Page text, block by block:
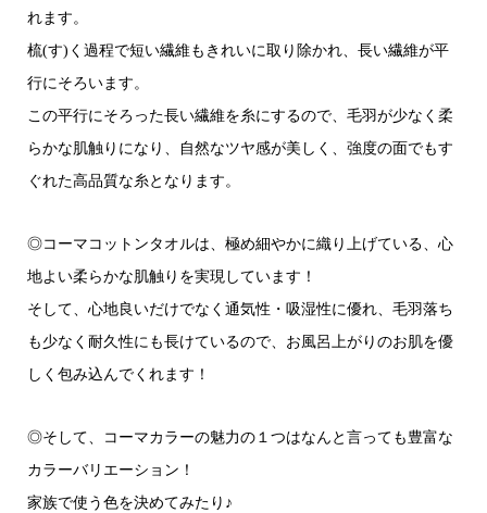
れます。
梳(す)く過程で短い繊維もきれいに取り除かれ、長い繊維が平
行にそろいます。
この平行にそろった長い繊維を糸にするので、毛羽が少なく柔
らかな肌触りになり、自然なツヤ感が美しく、強度の面でもす
ぐれた高品質な糸となります。
◎コーマコットンタオルは、極め細やかに織り上げている、心
地よい柔らかな肌触りを実現しています！
そして、心地良いだけでなく通気性・吸湿性に優れ、毛羽落ち
も少なく耐久性にも長けているので、お風呂上がりのお肌を優
しく包み込んでくれます！
◎そして、コーマカラーの魅力の１つはなんと言っても豊富な
カラーバリエーション！
家族で使う色を決めてみたり♪